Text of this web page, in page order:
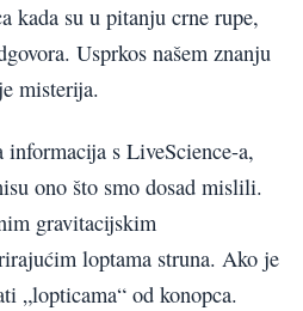
kada su u pitanju crne rupe,
Usprkos našem znanju
misterija.
s LiveScience-a,
ono što smo dosad mislili.
gravitacijskim
loptama struna. Ako je
„lopticama“ od konopca.